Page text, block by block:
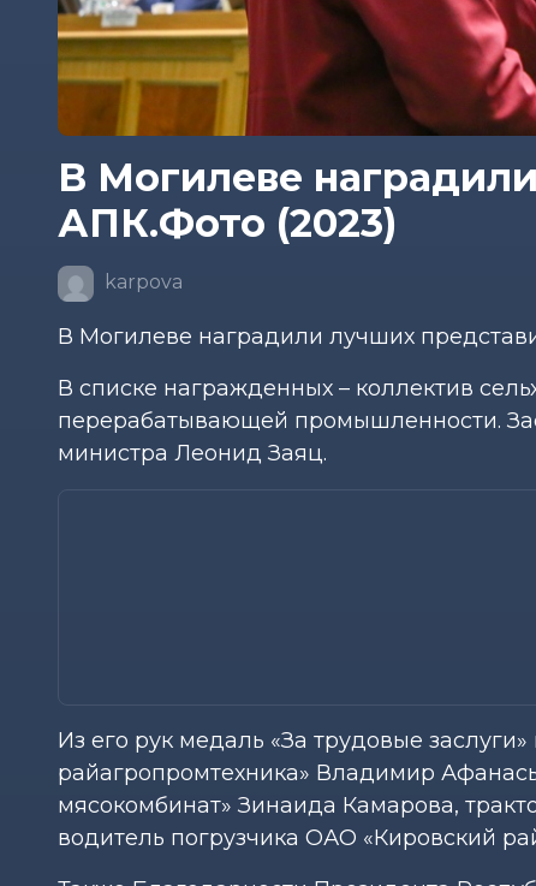
В Могилеве
АПК.Фото (2023)
karpova
В Могилеве наградили лучших
В списке награжденных – коллектив
перерабатывающей промышленности.
министра Леонид Заяц.
Из его рук медаль «За трудовые
райагропромтехника» Владимир
мясокомбинат» Зинаида Камарова,
водитель погрузчика ОАО «Кировский